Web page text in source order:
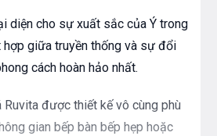
diện cho sự xuất sắc của Ý trong
hợp giữa truyền thống và sự đổi
cách hoàn hảo nhất.
được thiết kế vô cùng phù
gian bếp bàn bếp hẹp hoặc